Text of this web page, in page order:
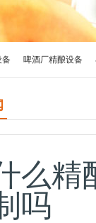
备 啤酒厂精酿设备
么精
吗